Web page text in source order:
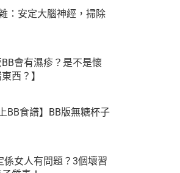
：安定大腦神經，掃除
BB會有濕疹？是不是懷
西？】
BB食譜】BB版無糖杯子
係女人有問題？3個壞習